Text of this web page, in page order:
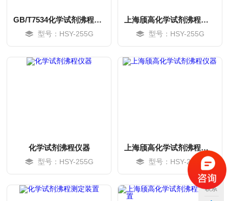
GB/T7534化学试剂沸程试验器
型号：HSY-255G
上海颀高化学试剂沸程试验器
型号：HSY-255G
化学试剂沸程仪器
型号：HSY-255G
上海颀高化学试剂沸程仪器
型号：HSY-255G
联系